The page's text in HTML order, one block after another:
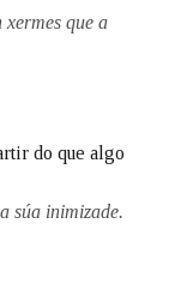
que a
do que algo
súa inimizade.